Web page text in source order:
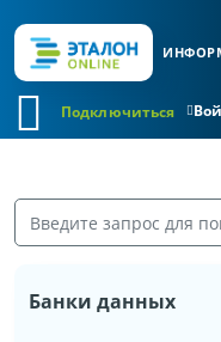
Подключиться
Банки данных